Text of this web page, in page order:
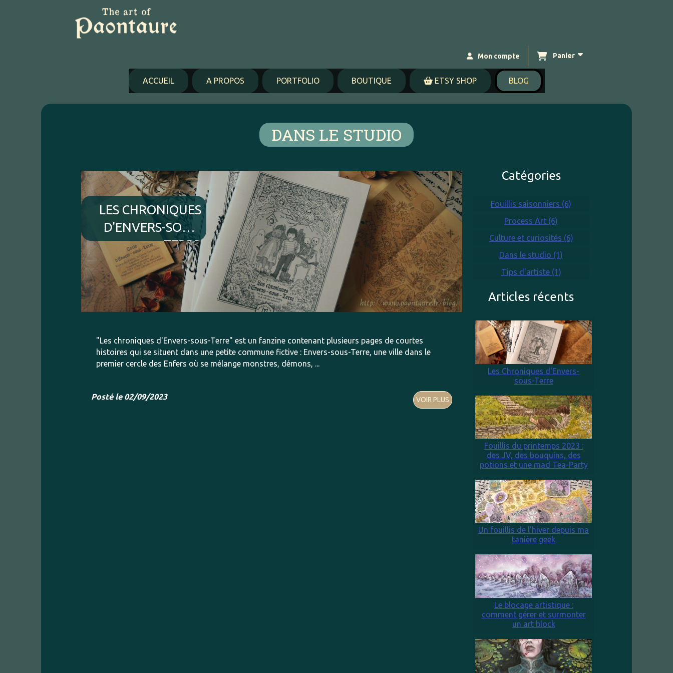
Mon compte Panier
ACCUEIL A PROPOS PORTFOLIO BOUTIQUE ETSY SHOP BLOG
DANS LE STUDIO
LES CHRONIQUES
D'ENVERS-SOUS-
TERRE
"Les chroniques d'Envers-sous-Terre" est un fanzine contenant plusieurs pages de courtes
histoires qui se situent dans une petite commune fictive : Envers-sous-Terre, une ville dans le
premier cercle des Enfers où se mélange monstres, démons, ...
Posté le 02/09/2023 VOIR PLUS
Catégories
Fouillis saisonniers (6)
Process Art (6)
Culture et curiosités (6)
Dans le studio (1)
Tips d'artiste (1)
Articles récents
Les Chroniques d'Envers-
sous-Terre
Fouillis du printemps 2023 :
des JV, des bouquins, des
potions et une mad Tea-Party
Un fouillis de l'hiver depuis ma
tanière geek
Le blocage artistique :
comment gérer et surmonter
un art block